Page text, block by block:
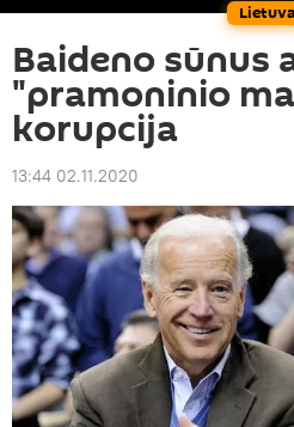
Baideno sūnus
"pramoninio
korupcija
13:44 02.11.2020